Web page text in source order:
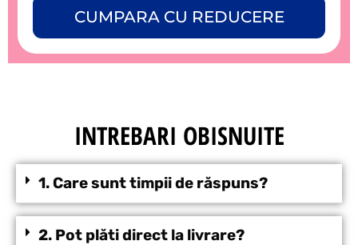
CUMPARA CU REDUCERE
INTREBARI OBISNUITE
1. Care sunt timpii de răspuns?
2. Pot plăti direct la livrare?